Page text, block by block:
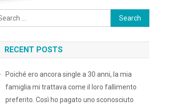
Search
for:
RECENT POSTS
Poiché ero ancora single a 30 anni, la mia
famiglia mi trattava come il loro fallimento
preferito. Così ho pagato uno sconosciuto